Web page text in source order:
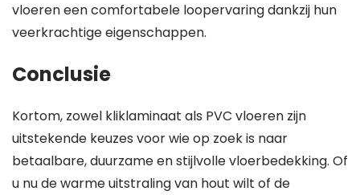
vloeren een comfortabele loopervaring dankzij hun
veerkrachtige eigenschappen.
Conclusie
Kortom, zowel kliklaminaat als PVC vloeren zijn
uitstekende keuzes voor wie op zoek is naar
betaalbare, duurzame en stijlvolle vloerbedekking. Of
u nu de warme uitstraling van hout wilt of de